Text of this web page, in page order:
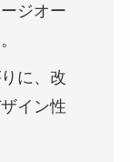
ジオー
に、改
イン性